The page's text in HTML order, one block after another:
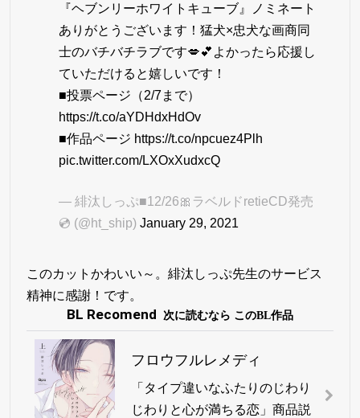
『ヘブンリーホワイトキューブ』ノミネート
ありがとうございます！猛犬×忠犬な画商同
士のバチバチラブです💋💕よかったら応援し
ていただけると嬉しいです！
■投票ページ（2/7まで）
https://t.co/aYDHdxHdOv
■作品ページ https://t.co/npcuez4Plh
pic.twitter.com/LXOxXudxcQ
— 緋汰しっぷ■12/26🎀ラベルドretieCD発売
💿 (@ht_ship) January 29, 2021
このカットかわいい～。緋汰しっぷ先生のサービス
精神に感謝！です。
BL Recomend 次に読むなら このBL作品
フロウフルレメディ
「タイプ違いなふたりのじわり
じわりと心が満ちる恋」商品説